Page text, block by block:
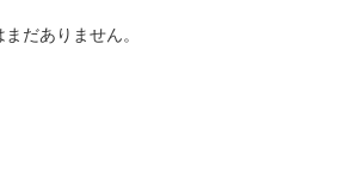
だありません。